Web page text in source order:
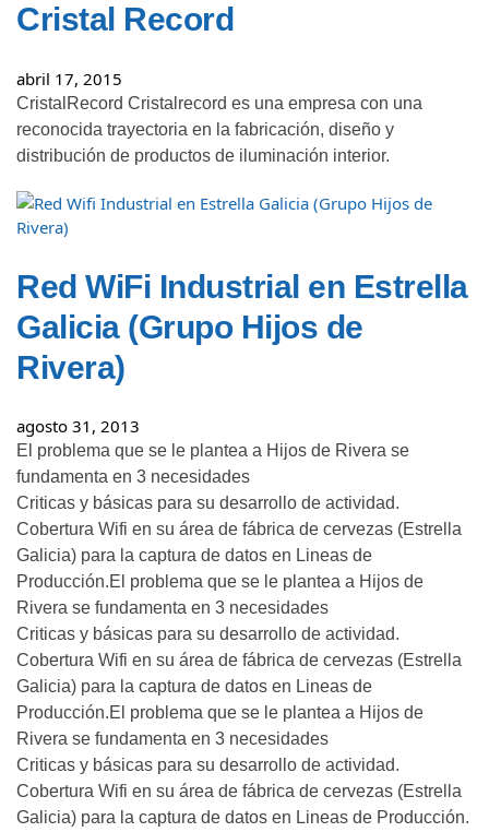
Cristal Record
abril 17, 2015
CristalRecord Cristalrecord es una empresa con una
reconocida trayectoria en la fabricación, diseño y
distribución de productos de iluminación interior.
Red WiFi Industrial en Estrella
Galicia (Grupo Hijos de
Rivera)
agosto 31, 2013
El problema que se le plantea a Hijos de Rivera se
fundamenta en 3 necesidades
Criticas y básicas para su desarrollo de actividad.
Cobertura Wifi en su área de fábrica de cervezas (Estrella
Galicia) para la captura de datos en Lineas de
Producción.El problema que se le plantea a Hijos de
Rivera se fundamenta en 3 necesidades
Criticas y básicas para su desarrollo de actividad.
Cobertura Wifi en su área de fábrica de cervezas (Estrella
Galicia) para la captura de datos en Lineas de
Producción.El problema que se le plantea a Hijos de
Rivera se fundamenta en 3 necesidades
Criticas y básicas para su desarrollo de actividad.
Cobertura Wifi en su área de fábrica de cervezas (Estrella
Galicia) para la captura de datos en Lineas de Producción.